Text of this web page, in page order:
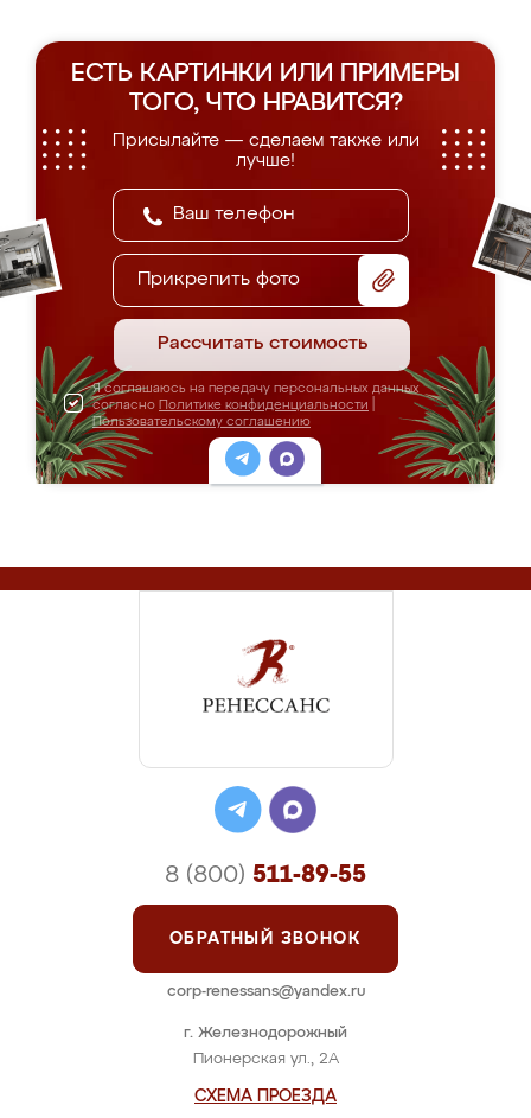
ЕСТЬ КАРТИНКИ ИЛИ ПРИМЕРЫ
ТОГО, ЧТО НРАВИТСЯ?
Присылайте — сделаем также или
лучше!
Прикрепить фото
Рассчитать стоимость
Я соглашаюсь на передачу персональных данных
согласно Политике конфиденциальности
Пользовательскому соглашению
г. Железнодорожный
Пионерская ул., 2А
СХЕМА ПРОЕЗДА
8 (800) 511-89-55
ОБРАТНЫЙ ЗВОНОК
corp-renessans@yandex.ru